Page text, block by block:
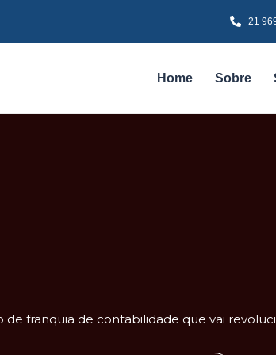
21
Home Sobre
franquia de contabilidade que vai